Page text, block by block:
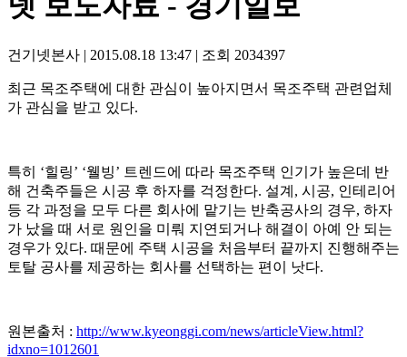
건기넷본사 | 2015.08.18 13:47 | 조회 2034397
최근 목조주택에 대한 관심이 높아지면서 목조주택 관련업체
가 관심을 받고 있다.
특히 ‘힐링’ ‘웰빙’ 트렌드에 따라 목조주택 인기가 높은데 반
해 건축주들은 시공 후 하자를 걱정한다. 설계, 시공, 인테리어
등 각 과정을 모두 다른 회사에 맡기는 반축공사의 경우, 하자
가 났을 때 서로 원인을 미뤄 지연되거나 해결이 아예 안 되는
경우가 있다. 때문에 주택 시공을 처음부터 끝까지 진행해주는
토탈 공사를 제공하는 회사를 선택하는 편이 낫다.
원본출처 : http://www.kyeonggi.com/news/articleView.html?
idxno=1012601